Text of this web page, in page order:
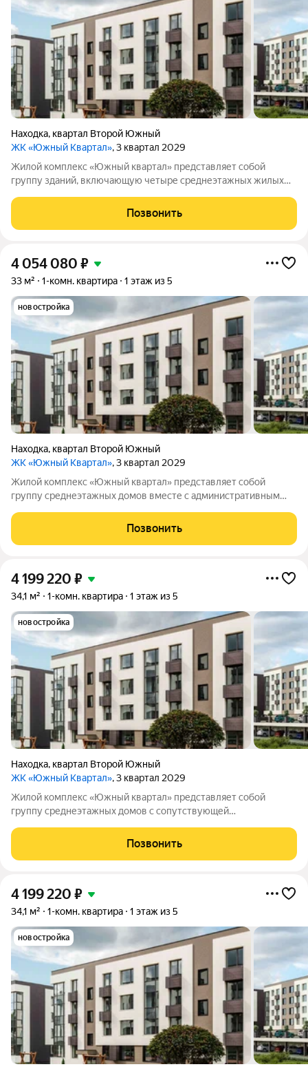
Находка, квартал Второй Южный
ЖК «Южный Квартал», 3 квартал 2029
Жилой комплекс «Южный квартал» представляет собой
группу зданий, включающую четыре среднеэтажных жилых
территории комплекса обустроены парковочные места,
детские и спортивные площадки. Планировка
Позвонить
4 054 080 ₽
33 м² 1-комн. квартира 1 этаж из 5
новостройка
Находка, квартал Второй Южный
ЖК «Южный Квартал», 3 квартал 2029
Жилой комплекс «Южный квартал» представляет собой
группу среднеэтажных домов вместе с административным
площадью 9164,5 м. На территории расположены парковочные
места (всего 128), а также детские и
Позвонить
4 199 220 ₽
34,1 м² 1-комн. квартира 1 этаж из 5
новостройка
Находка, квартал Второй Южный
ЖК «Южный Квартал», 3 квартал 2029
Жилой комплекс «Южный квартал» представляет собой
группу среднеэтажных домов с сопутствующей
здания высотой в четыре этажа и трёхэтажное
административное здание. На территории обустроены
Позвонить
4 199 220 ₽
34,1 м² 1-комн. квартира 1 этаж из 5
новостройка